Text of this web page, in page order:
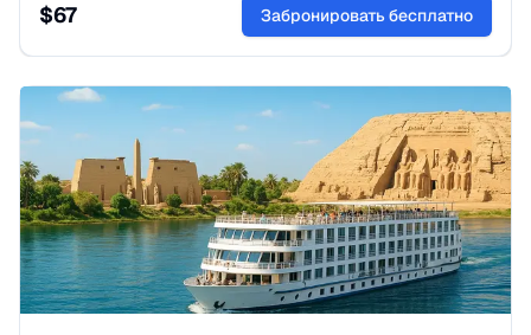
уют. Бронируйте эксклюзивный отдых!
$67 Забронировать бесплатно